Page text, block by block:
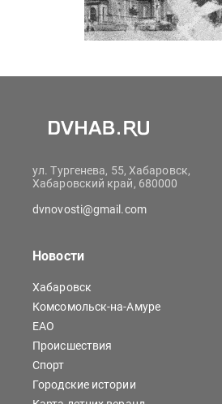
ул. Тургенева, 55, Хабаровск,
Хабаровский край, 680000
dvnovosti@gmail.com
Новости
Хабаровск
Комсомольск-на-Амуре
ЕАО
Происшествия
Спорт
Городские истории